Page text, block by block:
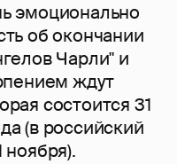
эмоционально
об окончании
Чарли" и
ждут
состоится 31
(в российский
ноября).